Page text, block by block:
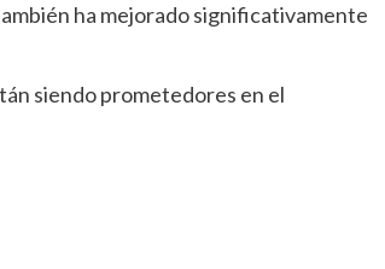
ha mejorado significativamente
siendo prometedores en el